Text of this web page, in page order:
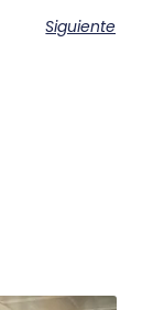
Siguiente